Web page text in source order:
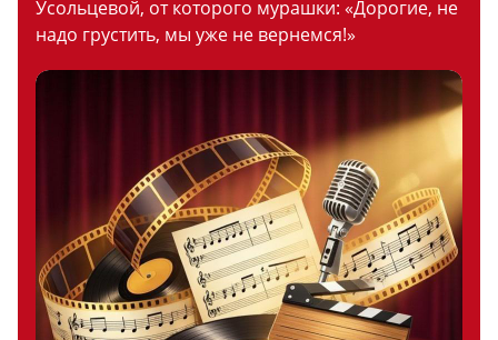
Усольцевой, от которого мурашки: «Дорогие, не
надо грустить, мы уже не вернемся!»